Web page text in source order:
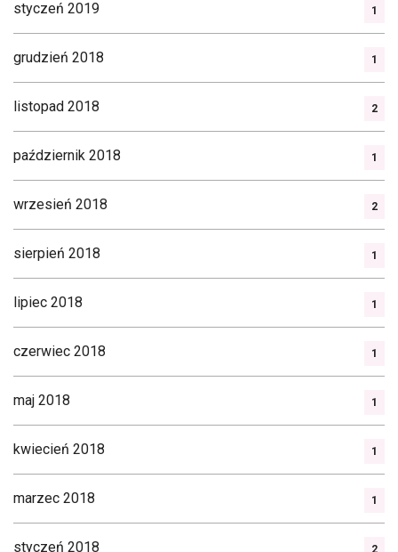
styczeń 2019 1
grudzień 2018 1
listopad 2018 2
październik 2018 1
wrzesień 2018 2
sierpień 2018 1
lipiec 2018 1
czerwiec 2018 1
maj 2018 1
kwiecień 2018 1
marzec 2018 1
styczeń 2018 2